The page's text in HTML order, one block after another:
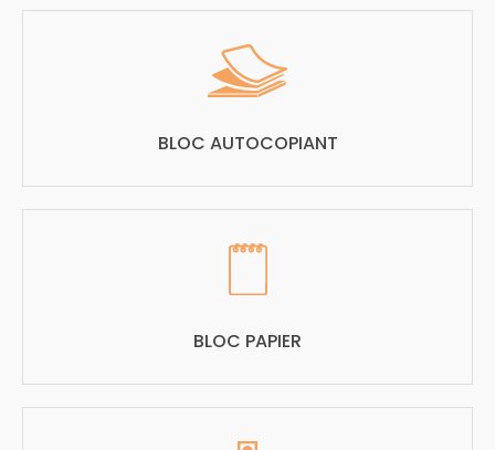
BLOC AUTOCOPIANT
BLOC PAPIER